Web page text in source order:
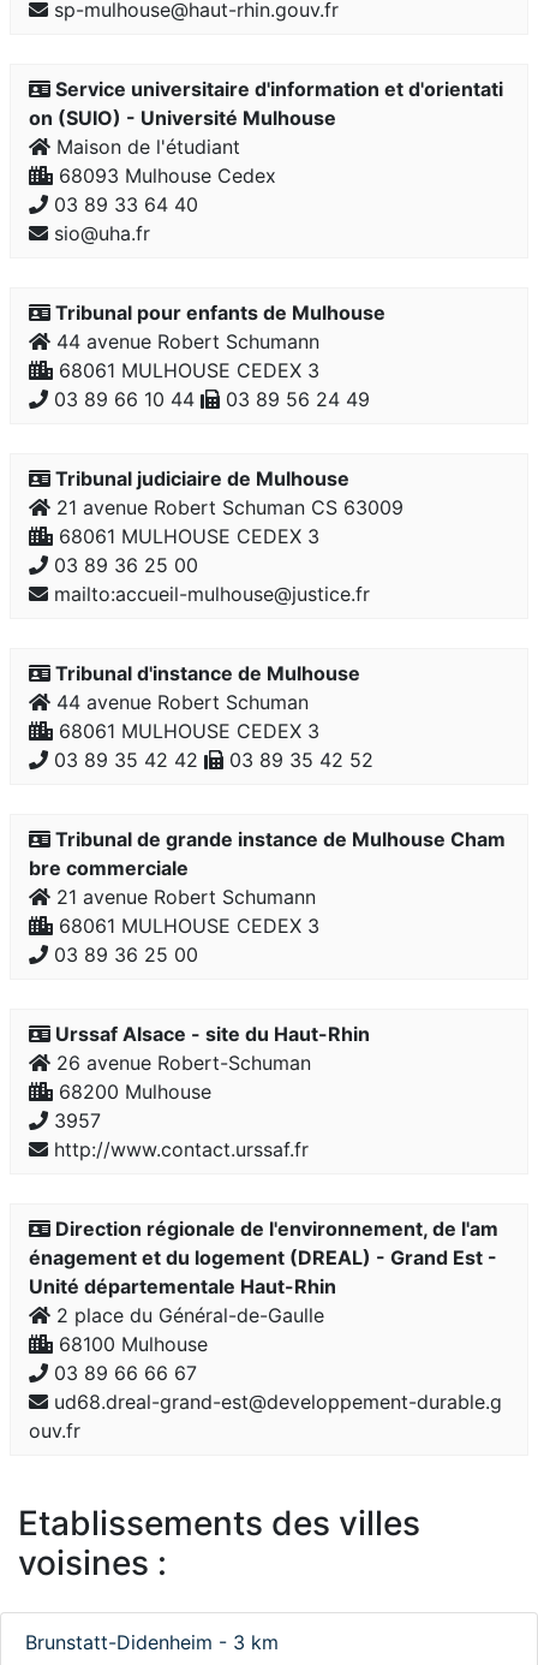
sp-mulhouse@haut-rhin.gouv.fr
Service universitaire d'information et d'orientati
on (SUIO) - Université Mulhouse
Maison de l'étudiant
68093 Mulhouse Cedex
03 89 33 64 40
sio@uha.fr
Tribunal pour enfants de Mulhouse
44 avenue Robert Schumann
68061 MULHOUSE CEDEX 3
03 89 66 10 44
03 89 56 24 49
Tribunal judiciaire de Mulhouse
21 avenue Robert Schuman CS 63009
68061 MULHOUSE CEDEX 3
03 89 36 25 00
mailto:accueil-mulhouse@justice.fr
Tribunal d'instance de Mulhouse
44 avenue Robert Schuman
68061 MULHOUSE CEDEX 3
03 89 35 42 42
03 89 35 42 52
Tribunal de grande instance de Mulhouse Cham
bre commerciale
21 avenue Robert Schumann
68061 MULHOUSE CEDEX 3
03 89 36 25 00
Urssaf Alsace - site du Haut-Rhin
26 avenue Robert-Schuman
68200 Mulhouse
3957
http://www.contact.urssaf.fr
Direction régionale de l'environnement, de l'am
énagement et du logement (DREAL) - Grand Est -
Unité départementale Haut-Rhin
2 place du Général-de-Gaulle
68100 Mulhouse
03 89 66 66 67
ud68.dreal-grand-est@developpement-durable.g
ouv.fr
Etablissements des villes
voisines :
Brunstatt-Didenheim - 3 km